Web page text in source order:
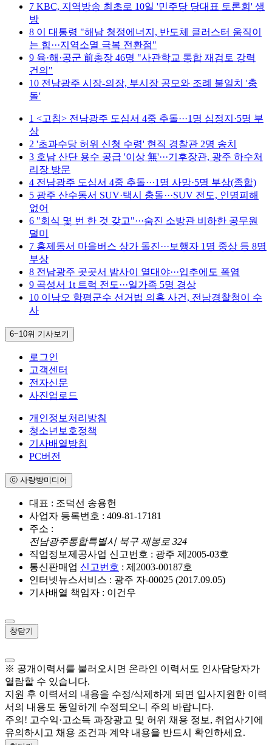
7 KBC, 지역방송 최초로 10일 '민주당 당대표 토론회' 생
방
8 이 대통령 "해남 청정에너지, 반도체 클러스터 움직이
는 힘···지역소멸 극복 전환점"
9 육·해·공군 前총장 46명 "사관학교 통합 재검토 강력
건의"
10 전남광주 시장-의장, 부시장 공모와 조례 불일치 '충
돌'
1 <고침> 전남광주 도심서 4중 추돌···1명 심정지·5명 부
상
2 '초과수당 허위 신청 수령' 현직 경찰관 2명 송치
3 호남 산단 용수 공급 '이상 無'···기후장관, 광주 하수처
리장 방문
4 전남광주 도심서 4중 추돌···1명 사망·5명 부상(종합)
5 광주 산수동서 SUV·택시 충돌···SUV 전도, 인명피해
없어
6 "회식 몇 번 한 것 갖고"···숨진 소방관 비하한 공무원
덜미
7 홍제동서 마을버스 상가 돌진···보행자 1명 중상 등 8명
부상
8 전남광주 곳곳서 밤사이 열대야···입추에도 폭염
9 곡성서 1t 트럭 전도···일가족 5명 경상
10 이남오 함평군수 선거법 의혹 사건, 전남경찰청이 수
사
6~10위 기사보기
로그인
고객센터
전자신문
사진업로드
개인정보처리방침
청소년보호정책
기사배열방침
PC버전
ⓒ 사랑방미디어
대표 : 조덕선 송용헌
사업자 등록번호 : 409-81-17181
주소 :
전남광주통합특별시 북구 제봉로 324
직업정보제공사업 신고번호 : 광주 제2005-03호
통신판매업 신고번호 : 제2003-00187호
인터넷뉴스서비스 : 광주 자-00025 (2017.09.05)
기사배열 책임자 : 이건우
창닫기
※ 공개이력서를 불러오시면 온라인 이력서도 인사담당자가
열람할 수 있습니다.
지원 후 이력서의 내용을 수정/삭제하게 되면 입사지원한 이력
서의 내용도 동일하게 수정되오니 주의 바랍니다.
주의! 고수익·고소득 과장광고 및 허위 채용 정보, 취업사기에
유의하시고 채용 조건과 계약 내용을 반드시 확인하세요.